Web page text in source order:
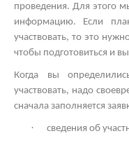
проведения. Для этого
информацию. Если
участвовать, то это
чтобы подготовиться и
Когда вы
участвовать, надо
сначала заполняется
· сведения об